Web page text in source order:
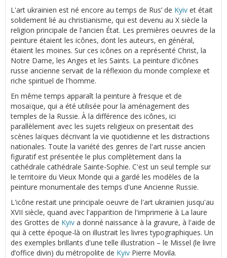
L'art ukrainien est né encore au temps de Rus’ de Kyiv et était
solidement lié au christianisme, qui est devenu au Х siècle la
religion principale de l'ancien État. Les premières oeuvres de la
peinture étaient les icônes, dont les auteurs, en général,
étaient les moines. Sur ces icônes on a représenté Christ, la
Notre Dame, les Anges et les Saints. La peinture d'icônes
russe ancienne servait de la réflexion du monde complexe et
riche spirituel de l'homme.
En même temps apparaît la peinture à fresque et de
mosaïque, qui a été utilisée pour la aménagement des
temples de la Russie. À la différence des icônes, ici
parallèlement avec les sujets religieux on presentait des
scènes laïques décrivant la vie quotidienne et les distractions
nationales. Toute la variété des genres de l'art russe ancien
figuratif est présentée le plus complètement dans la
cathédrale cathédrale Sainte-Sophie. C'est un seul temple sur
le territoire du Vieux Monde qui a gardé les modèles de la
peinture monumentale des temps d'une Ancienne Russie.
L'icône restait une principale oeuvre de l'art ukrainien jusqu'au
XVII siècle, quand avec l'apparition de l'imprimerie à La laure
des Grottes de Kyiv a donné naissance à la gravure, à l'aide de
qui à cette époque-là on illustrait les livres typographiques. Un
des exemples brillants d'une telle illustration – le Missel (le livre
d’office divin) du métropolite de Kyiv Pierre Movila.